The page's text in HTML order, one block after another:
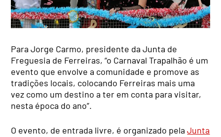
Para Jorge Carmo, presidente da Junta de
Freguesia de Ferreiras, “o Carnaval Trapalhão é um
evento que envolve a comunidade e promove as
tradições locais, colocando Ferreiras mais uma
vez como um destino a ter em conta para visitar,
nesta época do ano”.
O evento, de entrada livre, é organizado pelaJunta